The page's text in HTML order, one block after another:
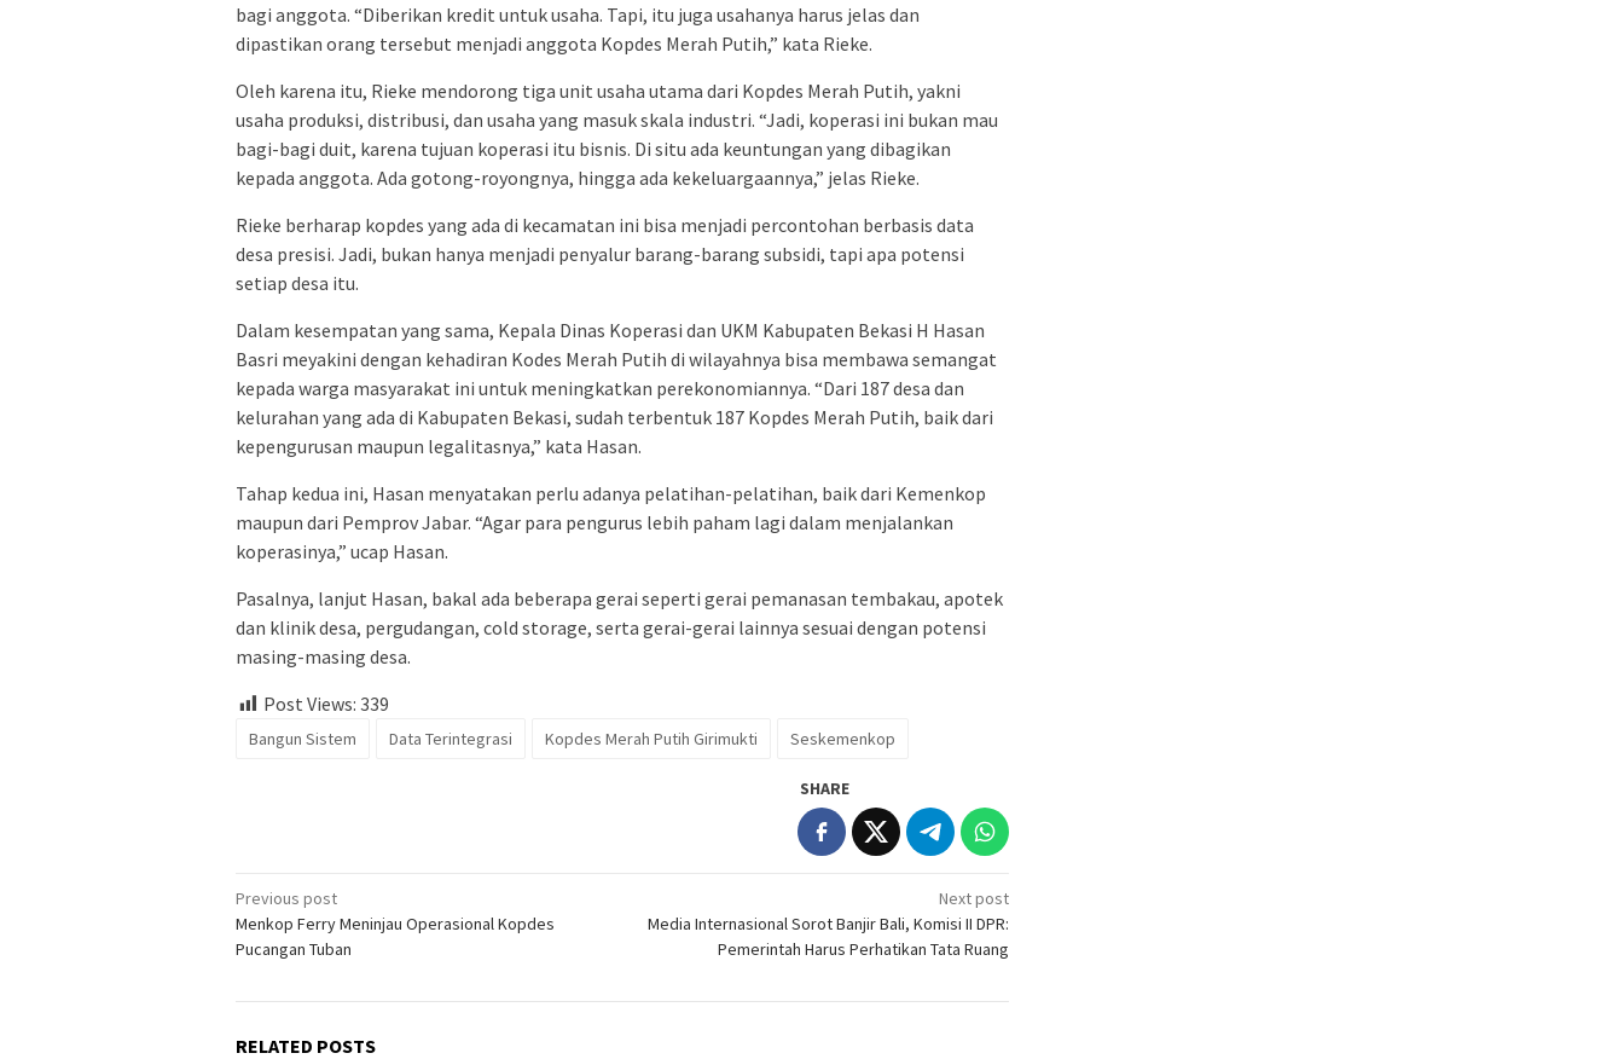
bagi anggota. “Diberikan kredit untuk usaha. Tapi, itu juga usahanya harus jelas dan
dipastikan orang tersebut menjadi anggota Kopdes Merah Putih,” kata Rieke.
Oleh karena itu, Rieke mendorong tiga unit usaha utama dari Kopdes Merah Putih, yakni
usaha produksi, distribusi, dan usaha yang masuk skala industri. “Jadi, koperasi ini bukan mau
bagi-bagi duit, karena tujuan koperasi itu bisnis. Di situ ada keuntungan yang dibagikan
kepada anggota. Ada gotong-royongnya, hingga ada kekeluargaannya,” jelas Rieke.
Rieke berharap kopdes yang ada di kecamatan ini bisa menjadi percontohan berbasis data
desa presisi. Jadi, bukan hanya menjadi penyalur barang-barang subsidi, tapi apa potensi
setiap desa itu.
Dalam kesempatan yang sama, Kepala Dinas Koperasi dan UKM Kabupaten Bekasi H Hasan
Basri meyakini dengan kehadiran Kodes Merah Putih di wilayahnya bisa membawa semangat
kepada warga masyarakat ini untuk meningkatkan perekonomiannya. “Dari 187 desa dan
kelurahan yang ada di Kabupaten Bekasi, sudah terbentuk 187 Kopdes Merah Putih, baik dari
kepengurusan maupun legalitasnya,” kata Hasan.
Tahap kedua ini, Hasan menyatakan perlu adanya pelatihan-pelatihan, baik dari Kemenkop
maupun dari Pemprov Jabar. “Agar para pengurus lebih paham lagi dalam menjalankan
koperasinya,” ucap Hasan.
Pasalnya, lanjut Hasan, bakal ada beberapa gerai seperti gerai pemanasan tembakau, apotek
dan klinik desa, pergudangan, cold storage, serta gerai-gerai lainnya sesuai dengan potensi
masing-masing desa.
Post Views: 339
Bangun Sistem Data Terintegrasi Kopdes Merah Putih Girimukti Seskemenkop
SHARE
Post
navigation
Previous post
Menkop Ferry Meninjau Operasional Kopdes
Pucangan Tuban
Next post
Media Internasional Sorot Banjir Bali, Komisi II DPR:
Pemerintah Harus Perhatikan Tata Ruang
RELATED POSTS